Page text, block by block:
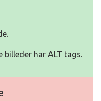
billeder har ALT tags.